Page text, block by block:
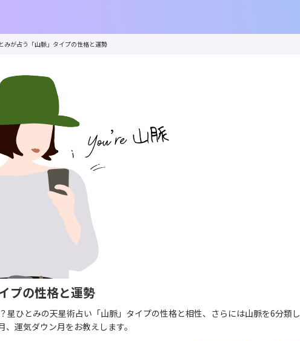
みが占う「山脈」タイプの性格と運勢
プの性格と運勢
星ひとみの天星術占い「山脈」タイプの性格と相性、さらには山脈を6分類し
運気ダウン月をお教えします。